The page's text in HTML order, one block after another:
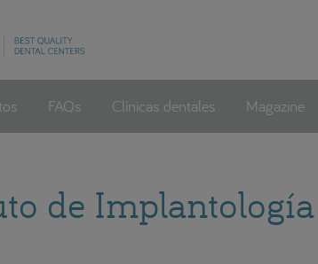
FAQs Clínicas dentales Magazine
de